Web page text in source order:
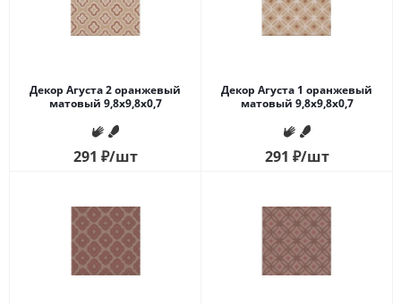
Декор Агуста 2 оранжевый
матовый 9,8x9,8x0,7
291 ₽/шт
Декор Агуста 1 оранжевый
матовый 9,8x9,8x0,7
291 ₽/шт